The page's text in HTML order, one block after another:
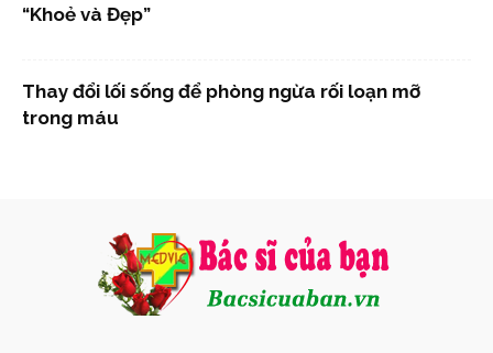
“Khoẻ và Đẹp”
Thay đổi lối sống để phòng ngừa rối loạn mỡ
trong máu